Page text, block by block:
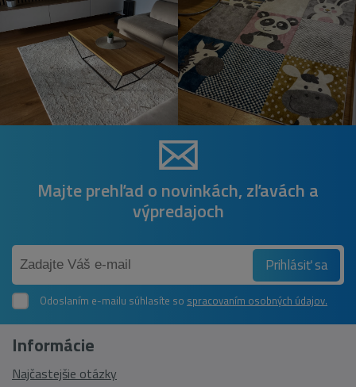
Majte prehľad o novinkách, zľavách a
výpredajoch
Prihlásiť sa
Odoslaním e-mailu súhlasíte so spracovaním osobných údajov.
Informácie
Najčastejšie otázky